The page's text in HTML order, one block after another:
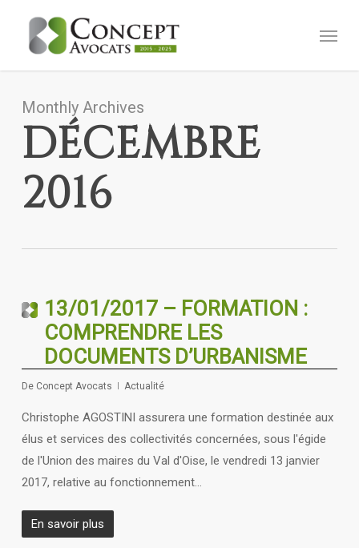
content
Monthly Archives
DÉCEMBRE
2016
13/01/2017 – FORMATION :
COMPRENDRE LES
DOCUMENTS D’URBANISME
De Concept Avocats Actualité
Christophe AGOSTINI assurera une formation destinée aux
élus et services des collectivités concernées, sous l'égide
de l'Union des maires du Val d'Oise, le vendredi 13 janvier
2017, relative au fonctionnement…
En savoir plus